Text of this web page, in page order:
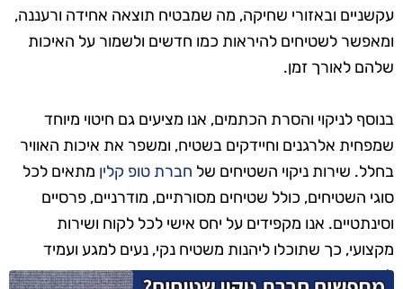
עקשניים ובאזורי שחיקה, מה שמבטיח תוצאה אחידה ורעננה,
ומאפשר לשטיחים להיראות כמו חדשים ולשמור על האיכות
שלהם לאורך זמן.
בנוסף לניקוי והסרת הכתמים, אנו מציעים גם חיטוי מיוחד
שמפחית אלרגנים וחיידקים בשטיח, ומשפר את איכות האוויר
בחלל. שירות ניקוי השטיחים של חברת טופ קלין מתאים לכל
סוגי השטיחים, כולל שטיחים מסורתיים, מודרניים, פרסיים
וסינתטיים. אנו מקפידים על יחס אישי לכל לקוח ושירות
מקצועי, כך שתוכלו ליהנות משטיח נקי, נעים למגע ועמיד
לאורך זמן.